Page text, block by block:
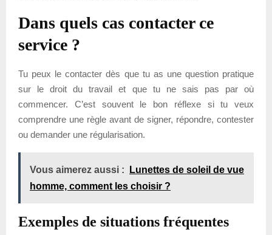
Dans quels cas contacter ce
service ?
Tu peux le contacter dès que tu as une question pratique
sur le droit du travail et que tu ne sais pas par où
commencer. C’est souvent le bon réflexe si tu veux
comprendre une règle avant de signer, répondre, contester
ou demander une régularisation.
Vous aimerez aussi :
Lunettes de soleil de vue
homme, comment les choisir ?
Exemples de situations fréquentes